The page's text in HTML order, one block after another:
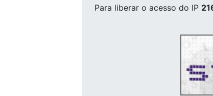
Para liberar o acesso do IP